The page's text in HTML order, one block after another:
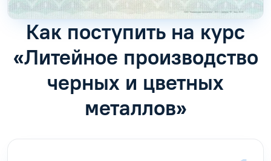
Как поступить на курс
«Литейное производство
черных и цветных
металлов»